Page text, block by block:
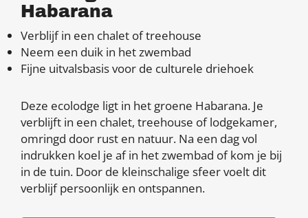
Habarana
Verblijf in een chalet of treehouse
Neem een duik in het zwembad
Fijne uitvalsbasis voor de culturele driehoek
Deze ecolodge ligt in het groene Habarana. Je
verblijft in een chalet, treehouse of lodgekamer,
omringd door rust en natuur. Na een dag vol
indrukken koel je af in het zwembad of kom je bij
in de tuin. Door de kleinschalige sfeer voelt dit
verblijf persoonlijk en ontspannen.